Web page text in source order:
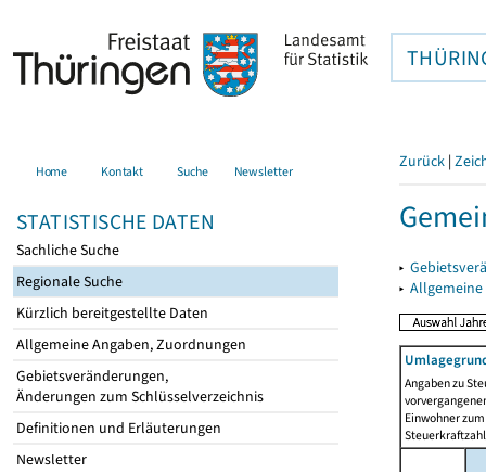
Home Kontakt Suche Newsletter
STATISTISCHE DATEN
Sachliche Suche
Regionale Suche
Kürzlich bereitgestellte Daten
Allgemeine Angaben, Zuordnungen
Gebietsveränderungen,
Änderungen zum Schlüsselverzeichnis
Definitionen und Erläuterungen
Newsletter
Zurück |
▸
▸
Angaben zu
Einwohner